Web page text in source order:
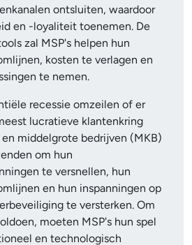
ontsluiten, waardoor
en -loyaliteit toenemen. De
zal MSP's helpen hun
kosten te verlagen en
te nemen.
recessie omzeilen of er
lucratieve klantenkring
middelgrote bedrijven (MKB)
om hun
te versnellen, hun
en hun inspanningen op
te versterken. Om
moeten MSP's hun spel
en technologisch